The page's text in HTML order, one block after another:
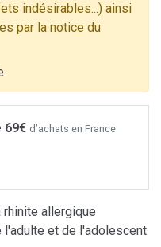
indésirables...) ainsi
par la notice du
69€ d’achats en France
allergique
et de l'adolescent